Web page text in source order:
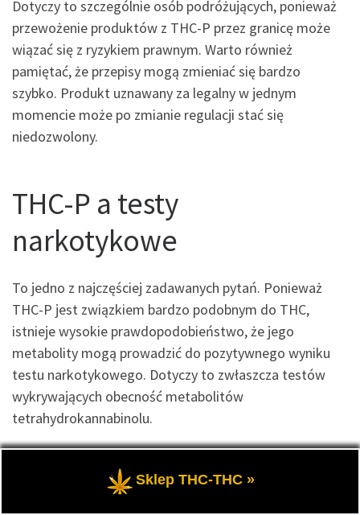
Dotyczy to szczególnie osób podróżujących, ponieważ
przewożenie produktów z THC-P przez granicę może
wiązać się z ryzykiem prawnym. Warto również
pamiętać, że przepisy mogą zmieniać się bardzo
szybko. Produkt uznawany za legalny w jednym
momencie może po zmianie regulacji stać się
niedozwolony.
THC-P a testy
narkotykowe
To jedno z najczęściej zadawanych pytań. Ponieważ
THC-P jest związkiem bardzo podobnym do THC,
istnieje wysokie prawdopodobieństwo, że jego
metabolity mogą prowadzić do pozytywnego wyniku
testu narkotykowego. Dotyczy to zwłaszcza testów
wykrywających obecność metabolitów
tetrahydrokannabinolu.
tego świadomość. Dotyczy to między innymi
Sklep THC-THC »